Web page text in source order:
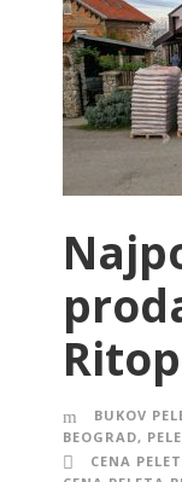
BUKOV
BEOGRAD,
CENA